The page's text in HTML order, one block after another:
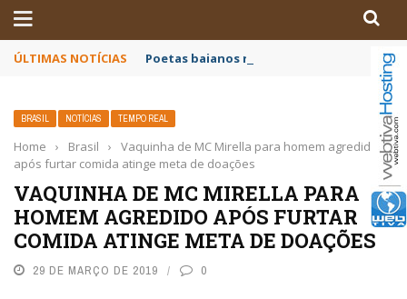
ÚLTIMAS NOTÍCIAS Poetas baianos representam o Brasil no
BRASIL NOTÍCIAS TEMPO REAL
Home › Brasil ›
Vaquinha de MC Mirella para homem agredido
após furtar comida atinge meta de doações
VAQUINHA DE MC MIRELLA PARA
HOMEM AGREDIDO APÓS FURTAR
COMIDA ATINGE META DE DOAÇÕES
29 DE MARÇO DE 2019 0